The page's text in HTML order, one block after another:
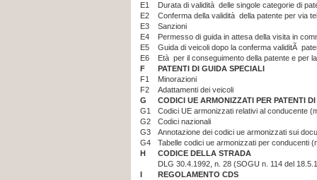
E1
Durata di validità delle singole categorie di
E2
Conferma della validità della patente per via
E3
Sanzioni
E4
Permesso di guida in attesa della visita in
E5
Guida di veicoli dopo la conferma validitÃ
E6
Età per il conseguimento della patente e per
F
PATENTI DI GUIDA SPECIALI
F1
Minorazioni
F2
Adattamenti dei veicoli
G
CODICI UE ARMONIZZATI PER PATENTI
G1
Codici UE armonizzati relativi al conducente
G2
Codici nazionali
G3
Annotazione dei codici ue armonizzati sui
G4
Tabelle codici ue armonizzati per conducenti
H
CODICE DELLA STRADA
DLG 30.4.1992, n. 28 (SOGU n. 114 del
I
REGOLAMENTO CDS